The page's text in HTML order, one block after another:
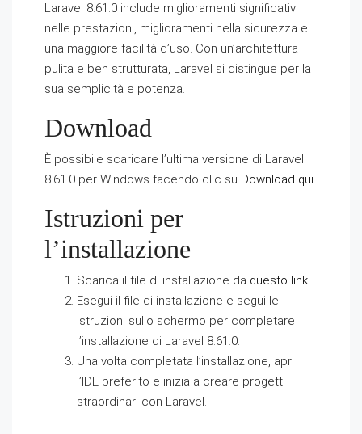
Laravel 8.61.0 include miglioramenti significativi
nelle prestazioni, miglioramenti nella sicurezza e
una maggiore facilità d’uso. Con un’architettura
pulita e ben strutturata, Laravel si distingue per la
sua semplicità e potenza.
Download
È possibile scaricare l’ultima versione di Laravel
8.61.0 per Windows facendo clic su Download qui.
Istruzioni per
l’installazione
Scarica il file di installazione da questo link.
Esegui il file di installazione e segui le
istruzioni sullo schermo per completare
l’installazione di Laravel 8.61.0.
Una volta completata l’installazione, apri
l’IDE preferito e inizia a creare progetti
straordinari con Laravel.